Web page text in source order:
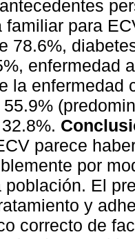
familiar para
78.6%,
enfermedad
la enfermedad
parece
por
población. El
y
correcto de